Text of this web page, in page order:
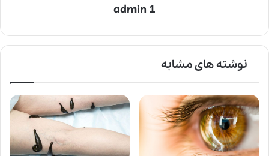
admin 1
نوشته های مشابه